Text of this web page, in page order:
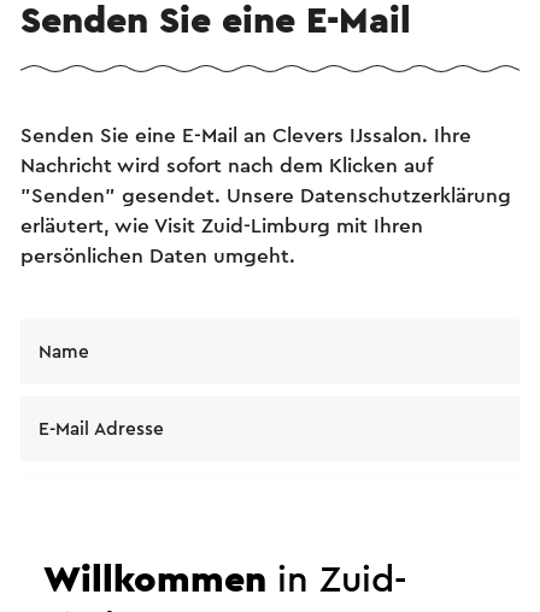
Senden Sie eine E-Mail
Senden Sie eine E-Mail an Clevers IJssalon. Ihre
Nachricht wird sofort nach dem Klicken auf
"Senden" gesendet. Unsere Datenschutzerklärung
erläutert, wie Visit Zuid-Limburg mit Ihren
persönlichen Daten umgeht.
Name
E-Mail Adresse
Willkommen in Zuid-